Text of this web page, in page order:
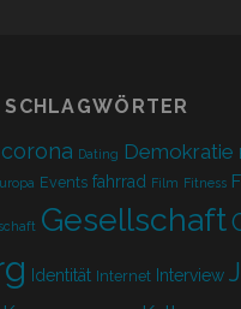
SCHLAGWÖRTER
corona Dating Demokratie
Events fahrrad Film Fitness
Gesellschaft
Identität Internet Interview